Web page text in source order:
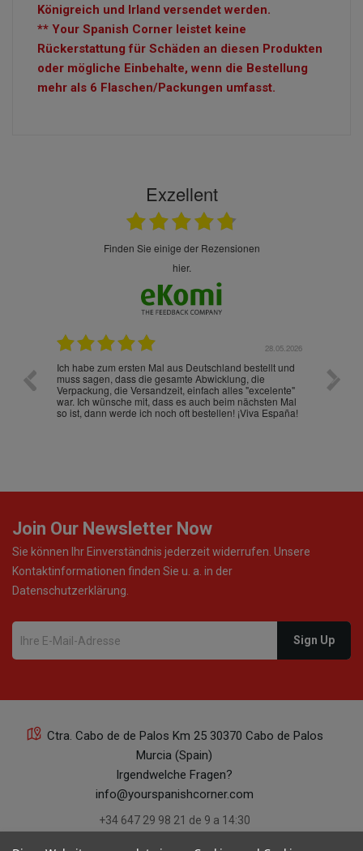
Königreich und Irland versendet werden.
** Your Spanish Corner leistet keine
Rückerstattung für Schäden an diesen Produkten
oder mögliche Einbehalte, wenn die Bestellung
mehr als 6 Flaschen/Packungen umfasst.
Exzellent
finden Sie einige der Rezensionen
hier.
28.05.2026
Ich habe zum ersten Mal aus Deutschland bestellt und
muss sagen, dass die gesamte Abwicklung, die
Verpackung, die Versandzeit, einfach alles "excelente"
war. Ich wünsche mit, dass es auch beim nächsten Mal
so ist, dann werde ich noch oft bestellen! ¡Viva España!
Die
gut
ist
Join Our Newsletter Now
Sie können Ihr Einverständnis jederzeit widerrufen. Unsere
Kontaktinformationen finden Sie u. a. in der
Datenschutzerklärung.
Ctra. Cabo de de Palos Km 25 30370 Cabo de Palos
Murcia (Spain)
Irgendwelche Fragen?
info@yourspanishcorner.com
+34 647 29 98 21 de 9 a 14:30